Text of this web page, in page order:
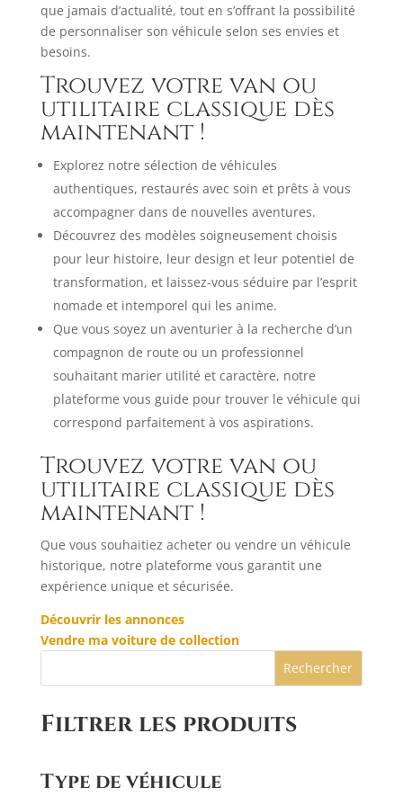
que jamais d’actualité, tout en s’offrant la possibilité
de personnaliser son véhicule selon ses envies et
besoins.
Trouvez votre van ou
utilitaire classique dès
maintenant !
Explorez notre sélection de véhicules
authentiques, restaurés avec soin et prêts à vous
accompagner dans de nouvelles aventures.
Découvrez des modèles soigneusement choisis
pour leur histoire, leur design et leur potentiel de
transformation, et laissez-vous séduire par l’esprit
nomade et intemporel qui les anime.
Que vous soyez un aventurier à la recherche d’un
compagnon de route ou un professionnel
souhaitant marier utilité et caractère, notre
plateforme vous guide pour trouver le véhicule qui
correspond parfaitement à vos aspirations.
Trouvez votre van ou
utilitaire classique dès
maintenant !
Que vous souhaitiez acheter ou vendre un véhicule
historique, notre plateforme vous garantit une
expérience unique et sécurisée.
Découvrir les annonces
Vendre ma voiture de collection
Rechercher
Filtrer les produits
Type de véhicule